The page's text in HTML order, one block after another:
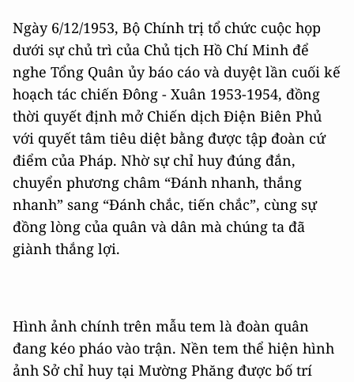
Ngày 6/12/1953, Bộ Chính trị tổ chức cuộc họp
dưới sự chủ trì của Chủ tịch Hồ Chí Minh để
nghe Tổng Quân ủy báo cáo và duyệt lần cuối kế
hoạch tác chiến Đông - Xuân 1953-1954, đồng
thời quyết định mở Chiến dịch Điện Biên Phủ
với quyết tâm tiêu diệt bằng được tập đoàn cứ
điểm của Pháp. Nhờ sự chỉ huy đúng đắn,
chuyển phương châm “Đánh nhanh, thắng
nhanh” sang “Đánh chắc, tiến chắc”, cùng sự
đồng lòng của quân và dân mà chúng ta đã
giành thắng lợi.
Hình ảnh chính trên mẫu tem là đoàn quân
đang kéo pháo vào trận. Nền tem thể hiện hình
ảnh Sở chỉ huy tại Mường Phăng được bố trí